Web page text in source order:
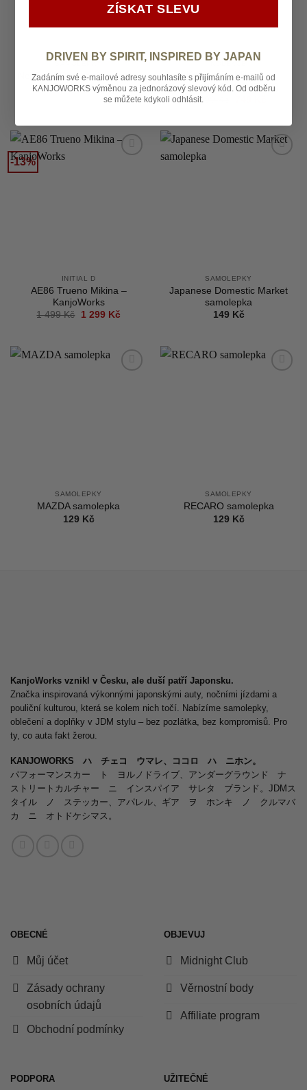
No Good Racing samolepka
129Kč
Kanjozoku Mikina –
KanjoWorks (LIMITED)
1 499
1
499 Kč.
749 Kč.
-13%
INITIAL D
AE86 Trueno Mikina –
KanjoWorks
1 499Kč
Původní
499 Kč.
1 299 KčAktuální
299 Kč.
SAMOLEPKY
Japanese Domestic Market
samolepka
149 Kč
SAMOLEPKY
MAZDA samolepka
129 Kč
SAMOLEPKY
RECARO samolepka
129 Kč
KanjoWorks vznikl v Česku, ale duší patří Japonsku.
Značka inspirovaná výkonnými japonskými auty, nočními jízdami a
pouliční kulturou, která se kolem nich točí. Nabízíme samolepky,
oblečení a doplňky v JDM stylu – bez pozlátka, bez kompromisů. Pro
ty, co auta fakt žerou.
KANJOWORKS ハ チェコ ウマレ、ココロ ハ ニホン。
パフォーマンスカー ト ヨルノドライブ、アンダーグラウンド ナ
ストリートカルチャー ニ インスパイア サレタ ブランド。JDMス
タイル ノ ステッカー、アパレル、ギア ヲ ホンキ ノ クルマバ
カ ニ オトドケシマス。
OBECNÉ
Můj účet
Zásady ochrany
osobních údajů
Obchodní podmínky
OBJEVUJ
Midnight Club
Věrnostní body
Affiliate program
PODPORA UŽITEČNÉ
ZÍSKAT SLEVU
DRIVEN BY SPIRIT, INSPIRED BY JAPAN
Zadáním své e-mailové adresy souhlasíte s přijímáním e-mailů od
KANJOWORKS výměnou za jednorázový slevový kód. Od odběru
se můžete kdykoli odhlásit.